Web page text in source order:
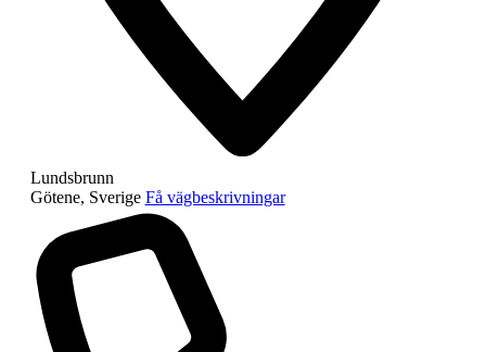
Lundsbrunn
Götene, Sverige Få vägbeskrivningar